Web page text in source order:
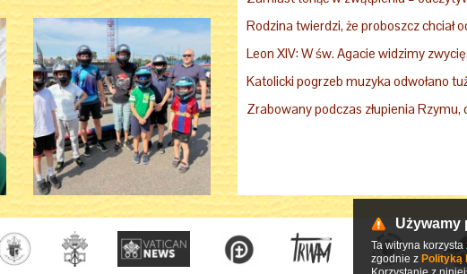
Leon XIV: W św. Agacie widzimy
Używamy
Ta witryna
zgodnie z Polityką